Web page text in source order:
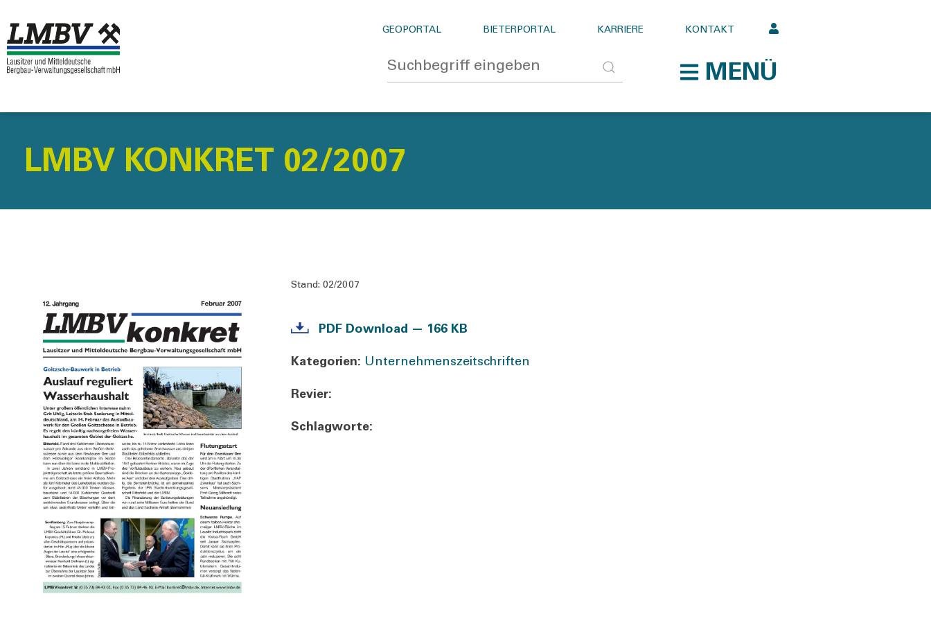
GEOPORTAL BIETERPORTAL KARRIERE KONTAKT
MENÜ
LMBV KONKRET 02/2007
Stand: 02/2007
PDF Down­load — 166 KB
Kate­go­rien: Unternehmenszeitschriften
Revier:
Schlag­wor­te: